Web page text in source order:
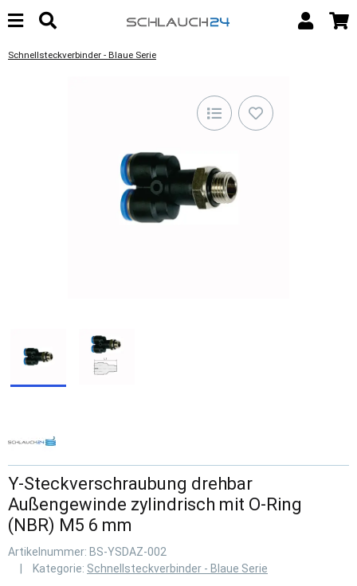
Schnellsteckverbinder - Blaue Serie
Y-Steckverschraubung drehbar
Außengewinde zylindrisch mit O-Ring
(NBR) M5 6 mm
Artikelnummer: BS-YSDAZ-002
Kategorie: Schnellsteckverbinder - Blaue Serie